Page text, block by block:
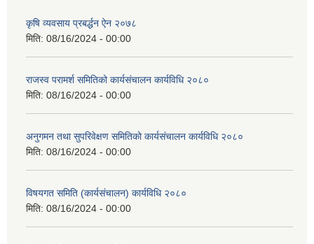
कृषि व्यवसाय प्रबर्द्धन ऐन २०७८
मिति: 08/16/2024 - 00:00
राजस्व परामर्श समितिको कार्यसंचालन कार्यविधि २०८०
मिति: 08/16/2024 - 00:00
अनुगमन तथा सुपरिवेक्षण समितिको कार्यसंचालन कार्यविधि २०८०
मिति: 08/16/2024 - 00:00
विषयगत समिति (कार्यसंचालन) कार्यविधि २०८०
मिति: 08/16/2024 - 00:00